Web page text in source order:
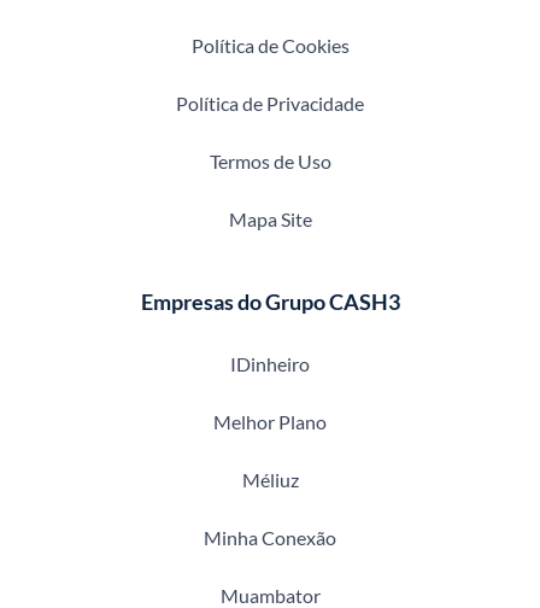
Política de Cookies
Política de Privacidade
Termos de Uso
Mapa Site
Empresas do Grupo CASH3
IDinheiro
Melhor Plano
Méliuz
Minha Conexão
Muambator